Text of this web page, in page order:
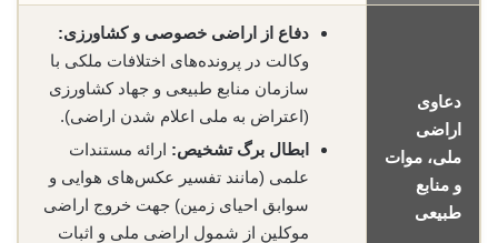
دعاوی
اراضی
ملی، موات
و منابع
طبیعی
دفاع از اراضی خصوصی و کشاورزی:
وکالت در پرونده‌های اختلافات ملکی با
سازمان منابع طبیعی و جهاد کشاورزی
(اعتراض به ملی اعلام شدن اراضی).
ابطال برگ تشخیص: ارائه مستندات
علمی (مانند تفسیر عکس‌های هوایی و
سوابق احیای زمین) جهت خروج اراضی
موکلین از شمول اراضی ملی و اثبات